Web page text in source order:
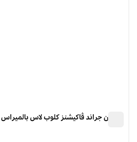
هيلتون جراند ڤاكيشنز كلوب لاس بالميراس